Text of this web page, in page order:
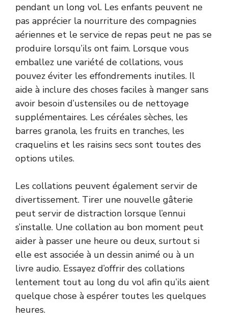
pendant un long vol. Les enfants peuvent ne
pas apprécier la nourriture des compagnies
aériennes et le service de repas peut ne pas se
produire lorsqu’ils ont faim. Lorsque vous
emballez une variété de collations, vous
pouvez éviter les effondrements inutiles. Il
aide à inclure des choses faciles à manger sans
avoir besoin d’ustensiles ou de nettoyage
supplémentaires. Les céréales sèches, les
barres granola, les fruits en tranches, les
craquelins et les raisins secs sont toutes des
options utiles.
Les collations peuvent également servir de
divertissement. Tirer une nouvelle gâterie
peut servir de distraction lorsque l’ennui
s’installe. Une collation au bon moment peut
aider à passer une heure ou deux, surtout si
elle est associée à un dessin animé ou à un
livre audio. Essayez d’offrir des collations
lentement tout au long du vol afin qu’ils aient
quelque chose à espérer toutes les quelques
heures.